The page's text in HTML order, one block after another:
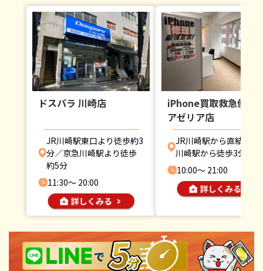
ドスパラ 川崎店
JR川崎駅東口より徒歩約3
分／京急川崎駅より徒歩
約5分
11:30〜 20:00
iPhone買取救急便 川
アゼリア店
JR川崎駅から直結・京
川崎駅から徒歩3分
10:00〜 21:00